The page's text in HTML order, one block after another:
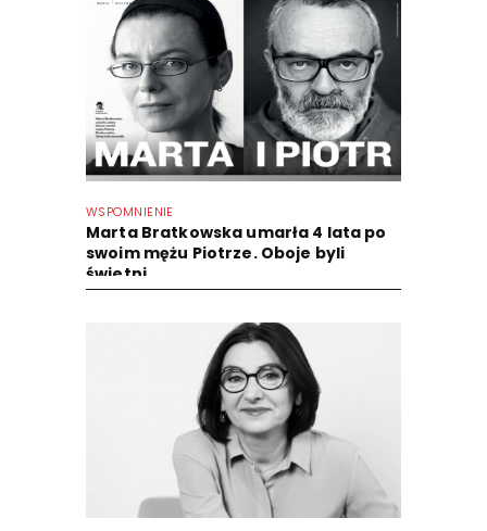
WSPOMNIENIE
Marta Bratkowska umarła 4 lata po
swoim mężu Piotrze. Oboje byli
świetni